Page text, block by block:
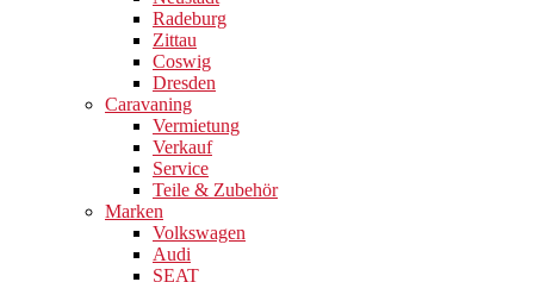
Radeburg
Zittau
Coswig
Dresden
Caravaning
Vermietung
Verkauf
Service
Teile & Zubehör
Marken
Volkswagen
Audi
SEAT